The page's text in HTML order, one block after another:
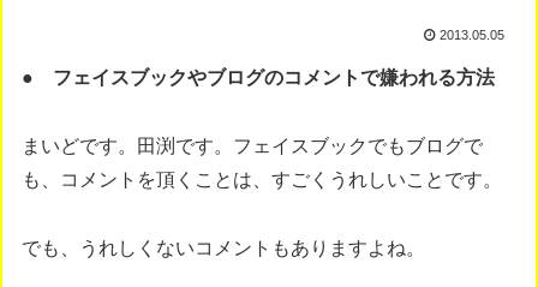
2013.05.05
● フェイスブックやブログのコメントで嫌われる方法
まいどです。田渕です。フェイスブックでもブログで
も、コメントを頂くことは、すごくうれしいことです。
でも、うれしくないコメントもありますよね。